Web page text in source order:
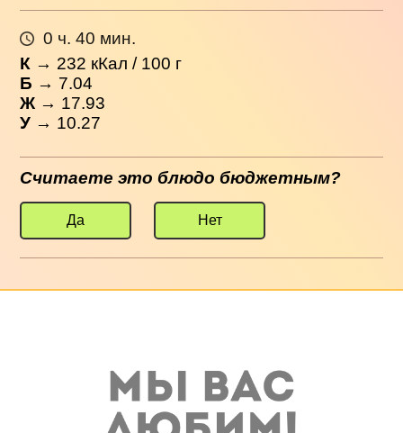
0 ч. 40 мин.
К → 232 кКал / 100 г
Б → 7.04
Ж → 17.93
У → 10.27
Считаете это блюдо бюджетным?
Да Нет